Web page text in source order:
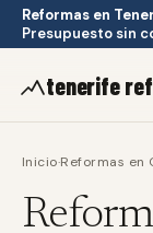
Reformas en
Presupuesto sin
tenerife
Inicio·Reformas en